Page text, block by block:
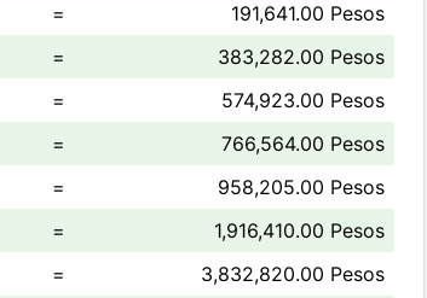
=
191,641.00 Pesos
=
383,282.00 Pesos
=
574,923.00 Pesos
=
766,564.00 Pesos
=
958,205.00 Pesos
=
1,916,410.00 Pesos
= 3,832,820.00 Pesos